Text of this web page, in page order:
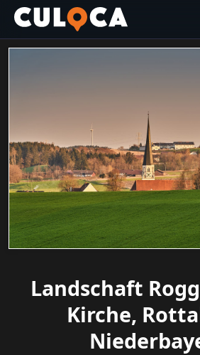
Landschaft
Kirche,